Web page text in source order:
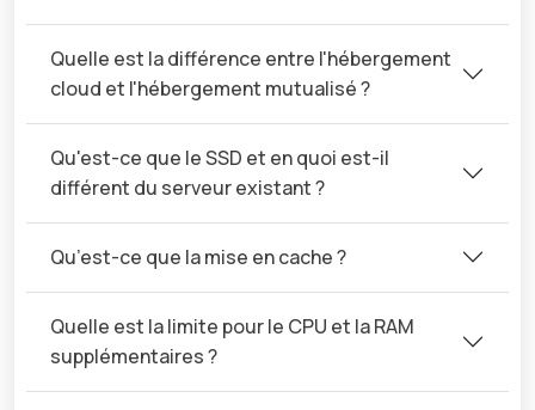
Quelle est la différence entre l'hébergement
cloud et l'hébergement mutualisé ?
Qu'est-ce que le SSD et en quoi est-il
différent du serveur existant ?
Qu’est-ce que la mise en cache ?
Quelle est la limite pour le CPU et la RAM
supplémentaires ?